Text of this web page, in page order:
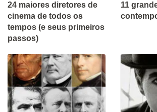
24 maiores diretores de
cinema de todos os
tempos (e seus primeiros
passos)
11